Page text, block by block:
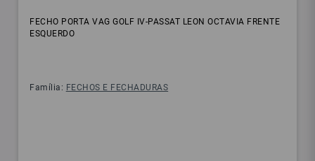
FECHO PORTA VAG GOLF IV-PASSAT LEON OCTAVIA FRENTE
ESQUERDO
Família: FECHOS E FECHADURAS